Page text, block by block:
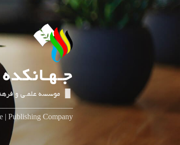
رفتن
جـهـانکده
▌▐ موسسه علمـی و
| Publishing Company